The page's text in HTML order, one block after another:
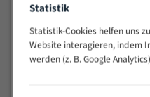
Widerstandsfähig
schwierigen
wechselnde
Sehr geringe Vibration
Statistik
Statistik-Cookies helfen uns
Website interagieren, indem
werden (z. B. Google